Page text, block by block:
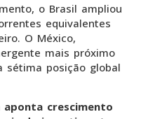
o Brasil ampliou
equivalentes
O México,
mais próximo
sétima posição global
aponta crescimento